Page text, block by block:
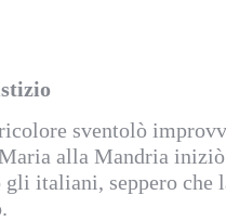
sventolò
alla Mandria iniziò
italiani, seppero che